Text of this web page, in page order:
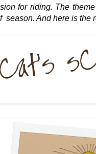
for riding. The
season. And here is the